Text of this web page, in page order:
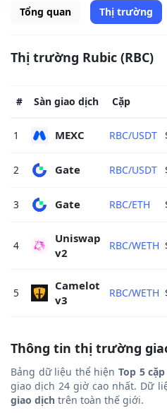
Tổng quan Thị trường
Thị trường Rubic (RBC)
# Sàn giao dịch Cặp
1 MEXC RBC/USDT
2 Gate RBC/USDT
3 Gate RBC/ETH
4
Uniswap
v2
RBC/WETH
5
Camelot
v3
RBC/WETH
Thông tin thị trường
Bảng dữ liệu thể hiệnTop 5
giao dịch 24 giờ cao nhất. Dữ
giao dịch trên toàn thế giới.